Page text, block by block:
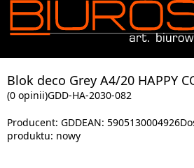
Blok deco Grey A4/20 HAPPY
(0 opinii)GDD-HA-2030-082
Producent: GDDEAN: 5905130004926
produktu: nowy